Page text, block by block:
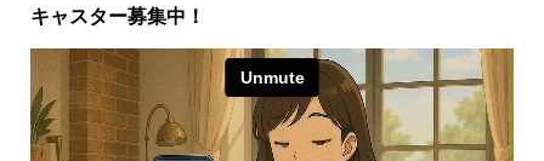
キャスター募集中！